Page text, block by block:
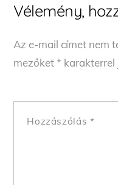
Vélemény,
Az e-mail címet nem
mezőket* karakterrel
Hozzászólás *